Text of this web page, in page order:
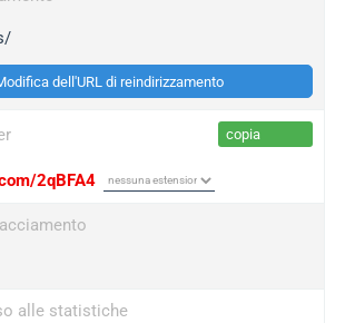
dell'URL di reindirizzamento
copia
2qBFA4
alle statistiche